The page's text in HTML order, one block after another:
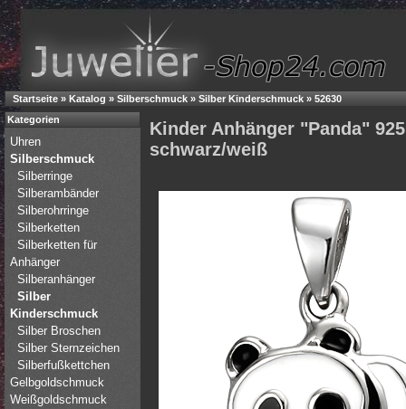
Startseite » Katalog » Silberschmuck » Silber Kinderschmuck » 52630
Kinder Anhänger "Panda"
schwarz/weiß
Kategorien
Uhren
Silberschmuck
Silberringe
Silberambänder
Silberohrringe
Silberketten
Silberketten für
Anhänger
Silberanhänger
Silber
Kinderschmuck
Silber Broschen
Silber Sternzeichen
Silberfußkettchen
Gelbgoldschmuck
Weißgoldschmuck